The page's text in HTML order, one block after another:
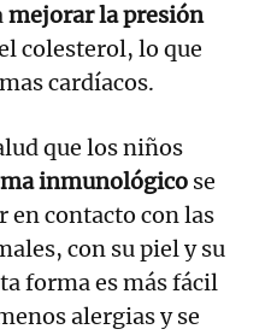
mejorar la presión
colesterol, lo que
cardíacos.
que los niños
inmunológico se
en contacto con las
con su piel y su
forma es más fácil
alergias y se